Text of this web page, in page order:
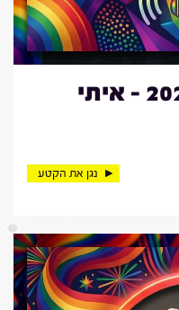
סוף שבוע גאווה 2026 - איתי
נגן את הקטע